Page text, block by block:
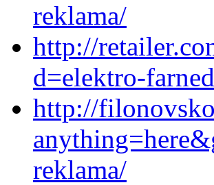
reklama/
http://
d=elektro-
http://
reklama/